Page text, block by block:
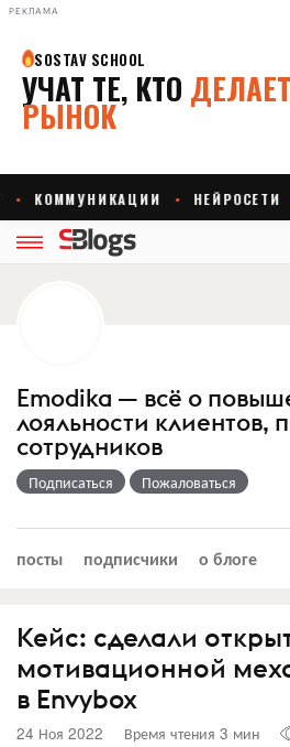
РЕКЛАМА
Emodika — всё о
лояльности клиентов,
сотрудников
Подписаться Пожаловаться
посты подписчики о блоге
Кейс: сделали
мотивационной
в Envybox
24 Ноя 2022 Время чтения 3 мин